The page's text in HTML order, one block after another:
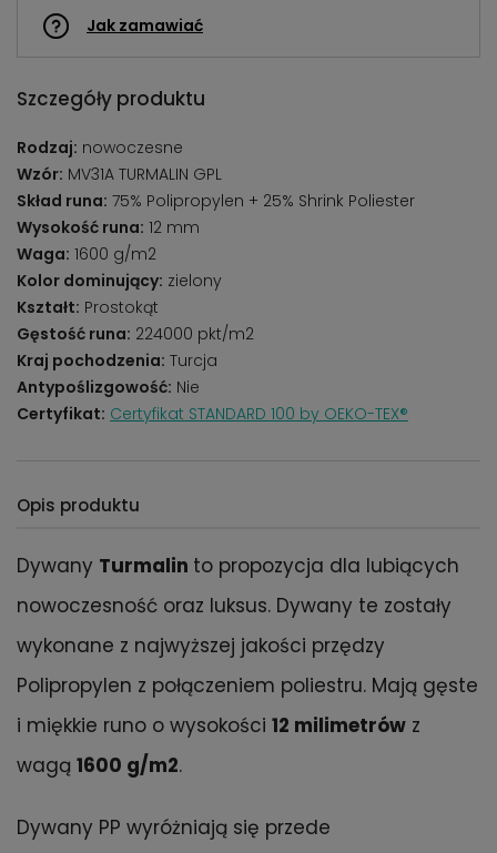
Jak zamawiać
Szczegóły produktu
Rodzaj: nowoczesne
Wzór: MV31A TURMALIN GPL
Skład runa: 75% Polipropylen + 25% Shrink Poliester
Wysokość runa: 12 mm
Waga: 1600 g/m2
Kolor dominujący: zielony
Kształt: Prostokąt
Gęstość runa: 224000 pkt/m2
Kraj pochodzenia: Turcja
Antypoślizgowość: Nie
Certyfikat: Certyfikat STANDARD 100 by OEKO-TEX®
Opis produktu
Dywany Turmalin to propozycja dla lubiących
nowoczesność oraz luksus. Dywany te zostały
wykonane z najwyższej jakości przędzy
Polipropylen z połączeniem poliestru. Mają gęste
i miękkie runo o wysokości 12 milimetrów z
wagą 1600 g/m2.
Dywany PP wyróżniają się przede